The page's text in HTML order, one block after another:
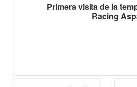
Primera visita de la
Racing